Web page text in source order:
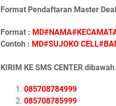
Format Pendaftaran Master
Format :
Contoh : MD#SUJOKO
KIRIM KE SMS CENTER
085708784999
085708785999